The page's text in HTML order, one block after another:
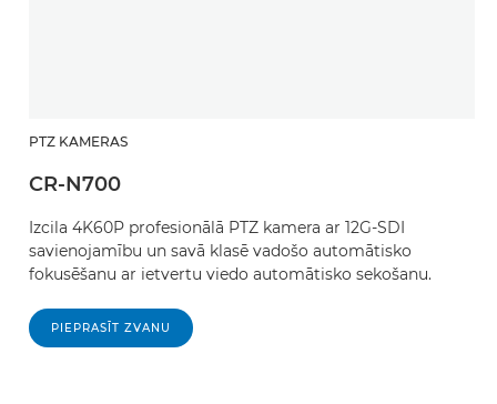
PTZ KAMERAS
CR-N700
Izcila 4K60P profesionālā PTZ kamera ar 12G-SDI
savienojamību un savā klasē vadošo automātisko
fokusēšanu ar ietvertu viedo automātisko sekošanu.
PIEPRASĪT ZVANU